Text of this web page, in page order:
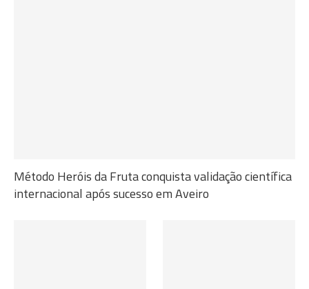
Método Heróis da Fruta conquista validação científica
internacional após sucesso em Aveiro